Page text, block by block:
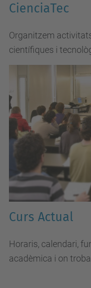
CienciaTec
Organitzem
científiques i
Curs Actual
Horaris, calendari,
acadèmica i on